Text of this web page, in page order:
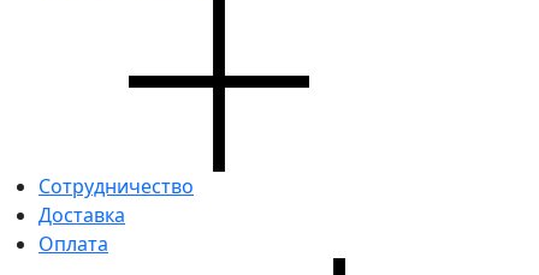
Сотрудничество
Доставка
Оплата